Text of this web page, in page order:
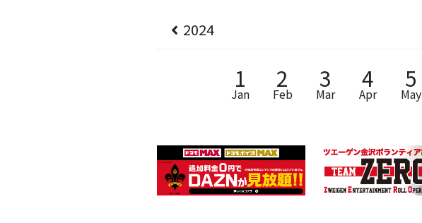
2024
1
Jan
2
Feb
3
Mar
4
Apr
5
May